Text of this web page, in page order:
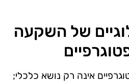
של השקעה
אינה רק נושא כלכלי;